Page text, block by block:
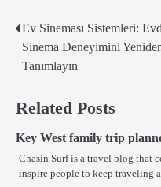
Post
navigation
Ev Sineması Sistemleri:
Sinema Deneyimini
Tanımlayın
Related Posts
Key West family trip
Chasin Surf is a travel blog that
inspire people to keep traveling